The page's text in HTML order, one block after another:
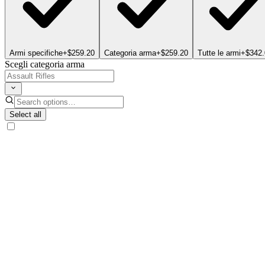
Armi specifiche+$259.20 Categoria arma+$259.20 Tutte le armi
Scegli categoria arma
Select all